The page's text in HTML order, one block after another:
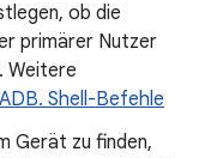
ob die
primärer Nutzer
Weitere
ADB. Shell-Befehle
Gerät zu finden,